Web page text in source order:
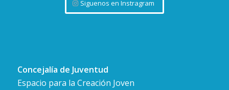
Siguenos en Instragram
Concejalía de Juventud
Espacio para la Creación Joven